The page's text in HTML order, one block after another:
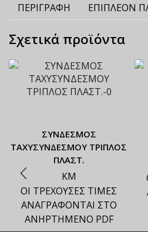
ΠΕΡΙΓΡΑΦΉ ΕΠΙΠΛΈΟΝ
Σχετικά προϊόντα
ΣΥΝΔΕΣΜΟΣ
ΤΑΧΥΣΥΝΔΕΣΜΟΥ ΤΡΙΠΛΟΣ
ΠΛΑΣΤ.
ΚΜ
ΟΙ ΤΡΕΧΟΥΣΕΣ ΤΙΜΕΣ
ΑΝΑΓΡΑΦΟΝΤΑΙ ΣΤΟ
ΑΝΗΡΤΗΜΕΝΟ PDF